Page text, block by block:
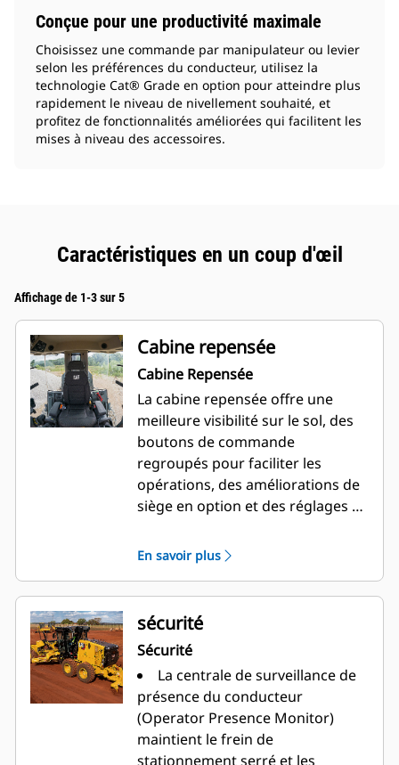
Conçue pour une productivité maximale
Choisissez une commande par manipulateur ou levier
selon les préférences du conducteur, utilisez la
technologie Cat® Grade en option pour atteindre plus
rapidement le niveau de nivellement souhaité, et
profitez de fonctionnalités améliorées qui facilitent les
mises à niveau des accessoires.
Caractéristiques en un coup d'œil
Affichage de 1-3 sur 5
Cabine repensée
Cabine Repensée
La cabine repensée offre une
meilleure visibilité sur le sol, des
boutons de commande
regroupés pour faciliter les
opérations, des améliorations de
siège en option et des réglages de
conducteur. La niveleuse 150 Cat
propose des configurations de
direction au volant et par levier
(LVR) ou manipulateur (JOY), selon
les préférences du conducteur.
En savoir plus
sécurité
Sécurité
La centrale de surveillance de
présence du conducteur
(Operator Presence Monitor)
maintient le frein de
stationnement serré et les